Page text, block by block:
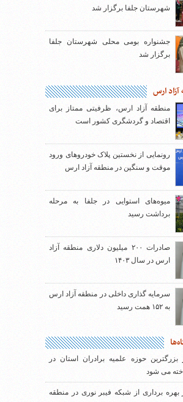
شهرستان جلفا برگزار شد
جشنواره بومی محلی شهرستان جلفا
برگزار شد
آزاد ارس
منطقه آزاد ارس، ظرفیتی ممتاز برای
اقتصاد و گردشگری کشور است
رونمایی از نخستین پلاک خودروهای ورود
موقت و سنگین در منطقه آزاد ارس
میوه‌های استوایی در جلفا به مرحله
برداشت رسید
صادرات ۲۰۰ میلیون دلاری منطقه آزاد
ارس در سال ۱۴۰۳
سرمایه گذاری داخلی در منطقه آزاد ارس
به ۱۵۲ همت رسید
بزرگترین حوزه علمیه برادران استان در
می شود
بهره برداری از شبکه فیبر نوری در منطقه